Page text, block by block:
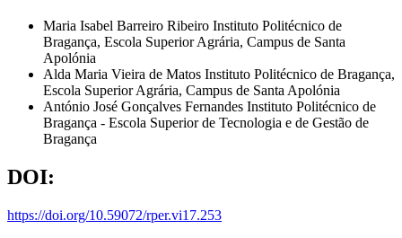
Maria Isabel Barreiro Ribeiro Instituto Politécnico de
Bragança, Escola Superior Agrária, Campus de Santa
Apolónia
Alda Maria Vieira de Matos Instituto Politécnico de Bragança,
Escola Superior Agrária, Campus de Santa Apolónia
António José Gonçalves Fernandes Instituto Politécnico de
Bragança - Escola Superior de Tecnologia e de Gestão de
Bragança
DOI:
https://doi.org/10.59072/rper.vi17.253